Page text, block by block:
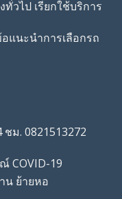
วไป เรียกใช้บริการ
แนะนำการเลือกรถ
ม. 0821513272
COVID-19
น ย้ายหอ